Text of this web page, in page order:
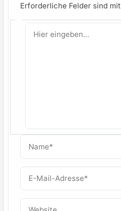
Erforderliche Felder sind mit
Hier
eingeben…
E-
Adresse*